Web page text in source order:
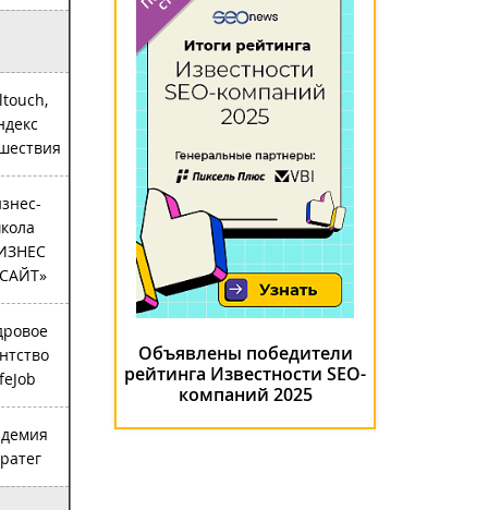
Объявлены победители
рейтинга Известности SEO-
компаний 2025